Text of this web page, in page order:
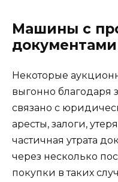
Машины с
документами
Некоторые
выгонно благодаря
связано с
аресты, залоги,
частичная утрата
через несколько
покупки в таких